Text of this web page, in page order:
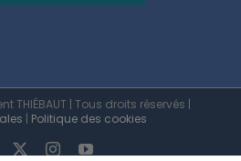
THIÉBAUT | Tous droits réservés |
| Politique des cookies
Facebook InstagramYouTube